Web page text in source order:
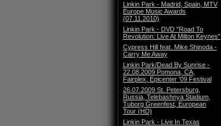
Linkin Park - Madrid, Spain, MTV
Europe Music Awards
(07.11.2010)
Linkin Park - DVD "Road To
Revolution: Live At Milton Keynes"
Cypress Hill feat. Mike Shinoda -
Carry Me Away
Linkin Park/Dead By Sunrise -
22.08.2009 Pomona, CA,
Fairplex, Epicenter '09 Festival
26.07.2009 St. Petersburg,
Russia, Telebashnya Stadium,
Tuborg Greenfest, European
Tour (HD)
Linkin Park - Live In Texas